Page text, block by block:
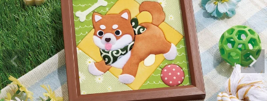
新着商品
診断チャート
ジャンルで選ぶ